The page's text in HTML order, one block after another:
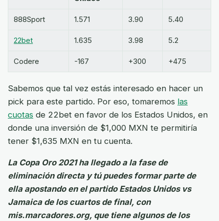
888Sport 1.571 3.90 5.40
22bet 1.635 3.98 5.2
Codere -167 +300 +475
Sabemos que tal vez estás interesado en hacer un
pick para este partido. Por eso, tomaremos las
cuotas de 22bet en favor de los Estados Unidos, en
donde una inversión de $1,000 MXN te permitiría
tener $1,635 MXN en tu cuenta.
La Copa Oro 2021 ha llegado a la fase de
eliminación directa y tú puedes formar parte de
ella apostando en el partido Estados Unidos vs
Jamaica de los cuartos de final, con
mis.marcadores.org, que tiene algunos de los